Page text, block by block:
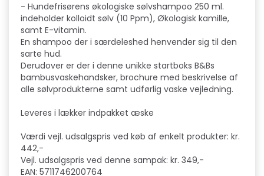
- Hundefrisørens økologiske sølvshampoo 250 ml.
indeholder kolloidt sølv (10 Ppm), Økologisk kamille,
samt E-vitamin.
En shampoo der i særdeleshed henvender sig til den
sarte hud.
Derudover er der i denne unikke startboks B&Bs
bambusvaskehandsker, brochure med beskrivelse af
alle sølvprodukterne samt udførlig vaske vejledning.
Leveres i lækker indpakket æske
Værdi vejl. udsalgspris ved køb af enkelt produkter: kr.
442,-
Vejl. udsalgspris ved denne sampak: kr. 349,-
EAN: 5711746200764